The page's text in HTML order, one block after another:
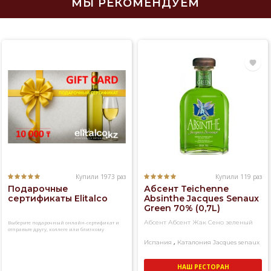
МЫ РЕКОМЕНДУЕМ
Купили 1973 раз
Подарочные
сертификаты Elitalco
Выберите подарочный онлайн-сертификат и
отправьте другу, коллеге или близкому
Купили 119 раз
Абсент Teichenne
Absinthe Jacques Senaux
Green 70% (0,7L)
Абсент Абсент Жак Сено зеленый
Испания , Каталония Jacques senaux
НАШ РЕСТОРАН